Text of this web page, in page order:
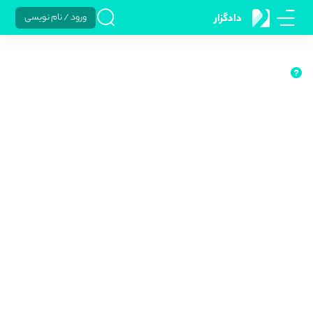
دادگزار ورود / نام نویسی